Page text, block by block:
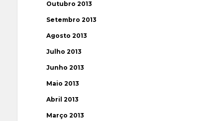
Outubro 2013
Setembro 2013
Agosto 2013
Julho 2013
Junho 2013
Maio 2013
Abril 2013
Março 2013